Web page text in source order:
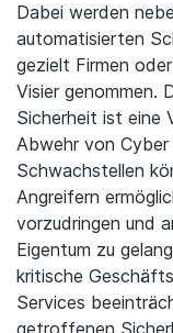
Dabei werden
automatisierten
gezielt Firmen
Visier genommen.
Sicherheit ist eine
Abwehr von
Schwachstellen
Angreifern
vorzudringen und
Eigentum zu
kritische
Services